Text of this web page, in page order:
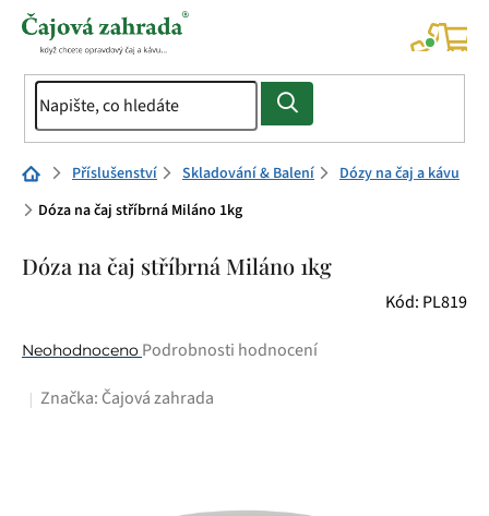
Přejít
Domů Příslušenství Skladování & Balení
Dózy na čaj a kávu
Dóza na čaj stříbrná Miláno 1kg
Dóza na čaj stříbrná Miláno 1kg
Kód: PL819
Průměrné
produktu
Neohodnoceno Podrobnosti hodnocení
Značka: Čajová zahrada